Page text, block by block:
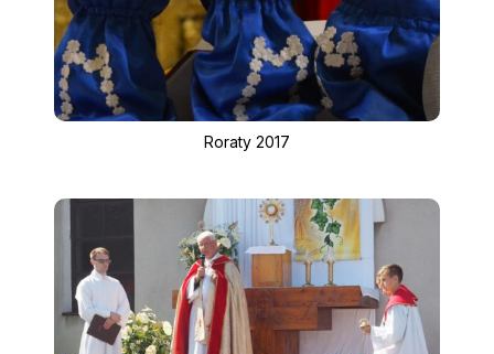
Roraty 2017